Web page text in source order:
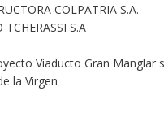
COLPATRIA S.A.
TCHERASSI S.A
Viaducto Gran Manglar
la Virgen